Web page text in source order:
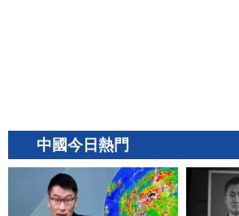
中國今日熱門